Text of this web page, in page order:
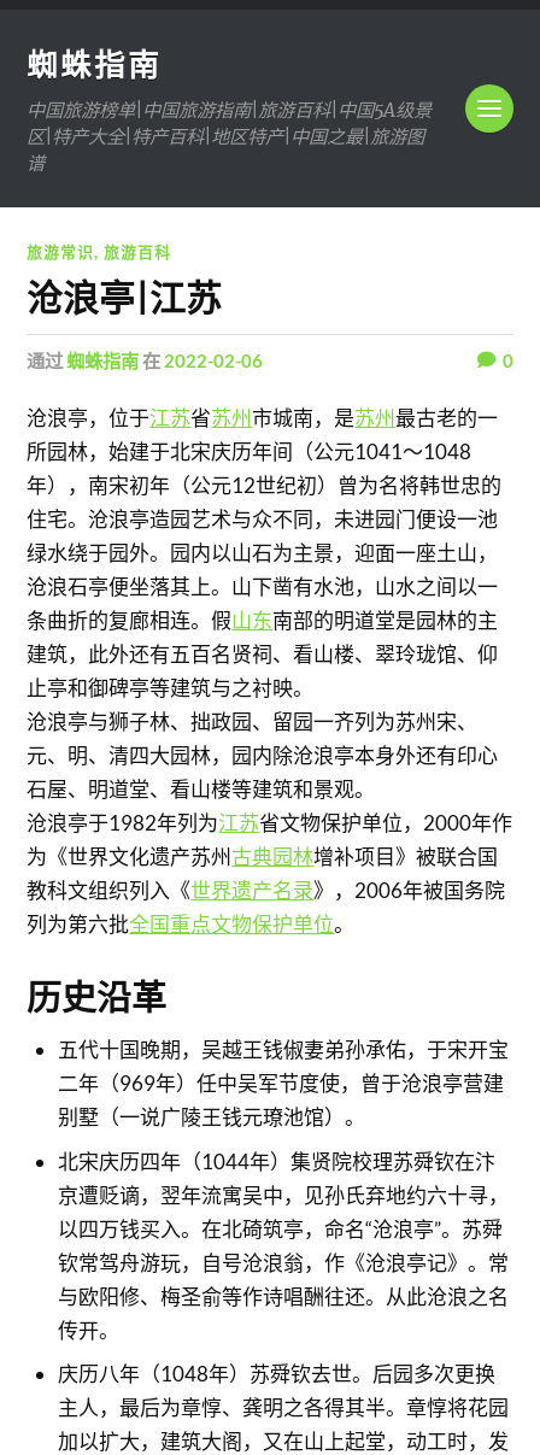
蜘蛛指南
中国旅游榜单|中国旅游指南|旅游百科|中国5A级景
区|特产大全|特产百科|地区特产|中国之最|旅游图
谱
旅游常识,旅游百科
沧浪亭|江苏
通过蜘蛛指南在 2022-02-06 0
沧浪亭，位于江苏省苏州市城南，是苏州最古老的一
所园林，始建于北宋庆历年间（公元1041～1048
年），南宋初年（公元12世纪初）曾为名将韩世忠的
住宅。沧浪亭造园艺术与众不同，未进园门便设一池
绿水绕于园外。园内以山石为主景，迎面一座土山，
沧浪石亭便坐落其上。山下凿有水池，山水之间以一
条曲折的复廊相连。假山东南部的明道堂是园林的主
建筑，此外还有五百名贤祠、看山楼、翠玲珑馆、仰
止亭和御碑亭等建筑与之衬映。
沧浪亭与狮子林、拙政园、留园一齐列为苏州宋、
元、明、清四大园林，园内除沧浪亭本身外还有印心
石屋、明道堂、看山楼等建筑和景观。
沧浪亭于1982年列为江苏省文物保护单位，2000年作
为《世界文化遗产苏州古典园林增补项目》被联合国
教科文组织列入《世界遗产名录》，2006年被国务院
列为第六批全国重点文物保护单位。
历史沿革
五代十国晚期，吴越王钱俶妻弟孙承佑，于宋开宝
二年（969年）任中吴军节度使，曾于沧浪亭营建
别墅（一说广陵王钱元璙池馆）。
北宋庆历四年（1044年）集贤院校理苏舜钦在汴
京遭贬谪，翌年流寓吴中，见孙氏弃地约六十寻，
以四万钱买入。在北碕筑亭，命名“沧浪亭”。苏舜
钦常驾舟游玩，自号沧浪翁，作《沧浪亭记》。常
与欧阳修、梅圣俞等作诗唱酬往还。从此沧浪之名
传开。
庆历八年（1048年）苏舜钦去世。后园多次更换
主人，最后为章惇、龚明之各得其半。章惇将花园
加以扩大，建筑大阁，又在山上起堂，动工时，发